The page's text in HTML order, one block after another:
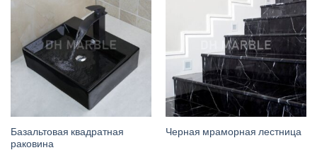
Базальтовая квадратная
раковина
Черная мраморная лестница